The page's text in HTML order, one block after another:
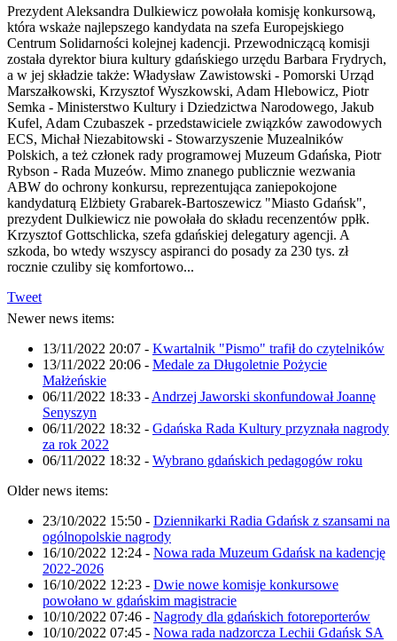
Prezydent Aleksandra Dulkiewicz powołała komisję konkursową,
która wskaże najlepszego kandydata na szefa Europejskiego
Centrum Solidarności kolejnej kadencji. Przewodniczącą komisji
została dyrektor biura kultury gdańskiego urzędu Barbara Frydrych,
a w jej składzie także: Władysław Zawistowski - Pomorski Urząd
Marszałkowski, Krzysztof Wyszkowski, Adam Hlebowicz, Piotr
Semka - Ministerstwo Kultury i Dziedzictwa Narodowego, Jakub
Kufel, Adam Czubaszek - przedstawiciele związków zawodowych
ECS, Michał Niezabitowski - Stowarzyszenie Muzealników
Polskich, a też członek rady programowej Muzeum Gdańska, Piotr
Rybson - Rada Muzeów. Mimo znanego publicznie wezwania
ABW do ochrony konkursu, reprezentująca zaniepokojone
kandydaturą Elżbiety Grabarek-Bartoszewicz "Miasto Gdańsk",
prezydent Dulkiewicz nie powołała do składu recenzentów ppłk.
Krzysztof Gottschlicka, szefa gdańskiej delegatury agencji. A
szkoda, bo wtedy wszyscy aspiranci do posady za 230 tys. zł
rocznie czuliby się komfortowo...
Tweet
Newer news items:
13/11/2022 20:07 - Kwartalnik "Pismo" trafił do czytelników
13/11/2022 20:06 - Medale za Długoletnie Pożycie
Małżeńskie
06/11/2022 18:33 - Andrzej Jaworski skonfundował Joannę
Senyszyn
06/11/2022 18:32 - Gdańska Rada Kultury przyznała nagrody
za rok 2022
06/11/2022 18:32 - Wybrano gdańskich pedagogów roku
Older news items:
23/10/2022 15:50 - Dziennikarki Radia Gdańsk z szansami na
ogólnopolskie nagrody
16/10/2022 12:24 - Nowa rada Muzeum Gdańsk na kadencję
2022-2026
16/10/2022 12:23 - Dwie nowe komisje konkursowe
powołano w gdańskim magistracie
10/10/2022 07:46 - Nagrody dla gdańskich fotoreporterów
10/10/2022 07:45 - Nowa rada nadzorcza Lechii Gdańsk SA